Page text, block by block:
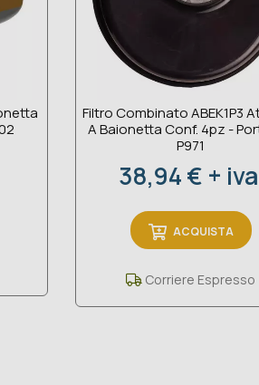
Filtro Combinato ABEK1P3
A Baionetta Conf. 4pz -
P971
Prezzo
38,94 € + iva
ACQUISTA
Corriere Espresso